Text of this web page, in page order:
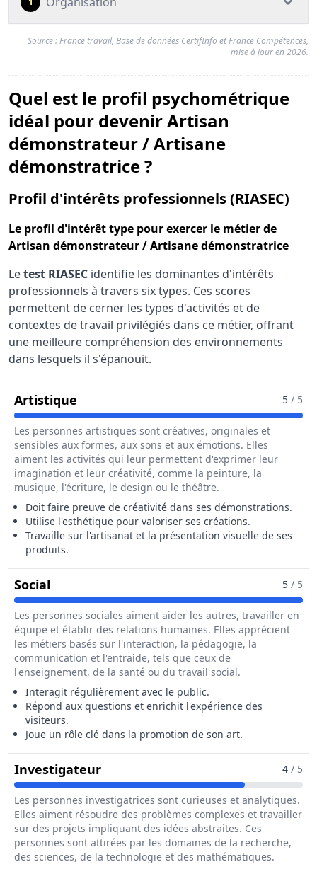
Source : France travail, Base de données CertifInfo et France Compétences,
mise à jour en 2026.
Quel est le profil psychométrique
idéal pour devenir Artisan
démonstrateur / Artisane
démonstratrice ?
Profil d'intérêts professionnels (RIASEC)
Le profil d'intérêt type pour exercer le métier de
Artisan démonstrateur / Artisane démonstratrice
Letest RIASEC identifie les dominantes d'intérêts
professionnels à travers six types. Ces scores
permettent de cerner les types d'activités et de
contextes de travail privilégiés dans ce métier, offrant
une meilleure compréhension des environnements
dans lesquels il s'épanouit.
Artistique Pour Le Métier De Artisan 5 / 5
Les personnes artistiques sont créatives, originales et
sensibles aux formes, aux sons et aux émotions. Elles
aiment les activités qui leur permettent d'exprimer leur
imagination et leur créativité, comme la peinture, la
musique, l'écriture, le design ou le théâtre.
Doit faire preuve de créativité dans ses démonstrations.
Utilise l'esthétique pour valoriser ses créations.
Travaille sur l'artisanat et la présentation visuelle de ses
produits.
SocialPour Le Métier De Artisan 5 / 5
Les personnes sociales aiment aider les autres, travailler en
équipe et établir des relations humaines. Elles apprécient
les métiers basés sur l'interaction, la pédagogie, la
communication et l'entraide, tels que ceux de
l'enseignement, de la santé ou du travail social.
Interagit régulièrement avec le public.
Répond aux questions et enrichit l'expérience des
visiteurs.
Joue un rôle clé dans la promotion de son art.
InvestigateurPour Le Métier De Artisan 4 / 5
Les personnes investigatrices sont curieuses et analytiques.
Elles aiment résoudre des problèmes complexes et travailler
sur des projets impliquant des idées abstraites. Ces
personnes sont attirées par les domaines de la recherche,
des sciences, de la technologie et des mathématiques.